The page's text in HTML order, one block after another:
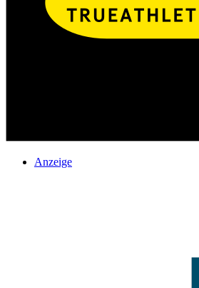
Anzeige